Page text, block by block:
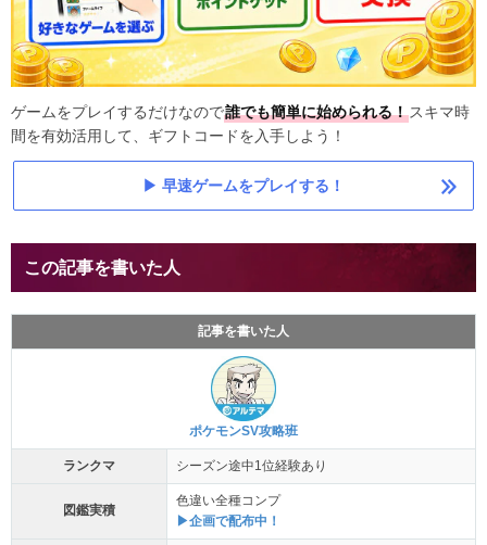
ゲームをプレイするだけなので誰でも簡単に始められる！スキマ時
間を有効活用して、ギフトコードを入手しよう！
早速ゲームをプレイする！
この記事を書いた人
記事を書いた人
ポケモンSV攻略班
ランクマ シーズン途中1位経験あり
図鑑実積
色違い全種コンプ
▶企画で配布中！